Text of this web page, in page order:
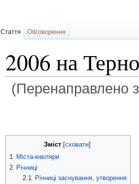
2006 на
(Перенаправлено
Зміст[сховати]
1
Міста-ювіляри
2 Річниці
2.1
Річниці заснування, утворення
Стаття Обговорення